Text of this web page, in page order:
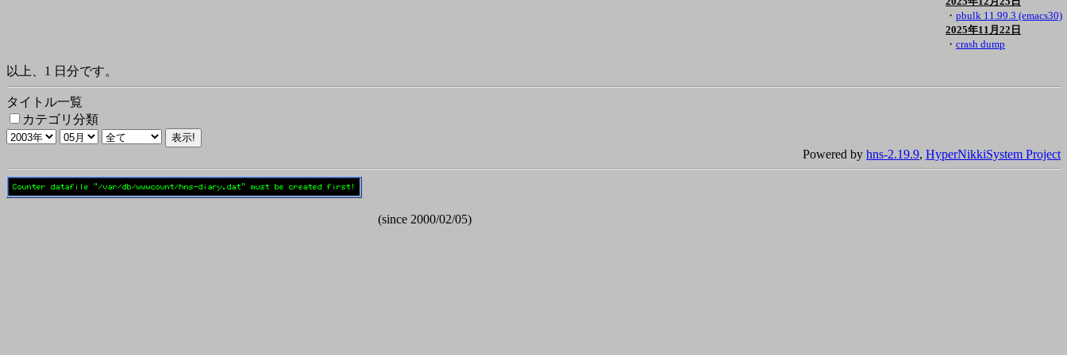
・ pbulk 11.99.3 (emacs30)
2025年11月22日
・ crash dump
以上、1 日分です。
タイトル一覧
カテゴリ分類
Powered by hns-2.19.9, HyperNikkiSystem Project
(since 2000/02/05)